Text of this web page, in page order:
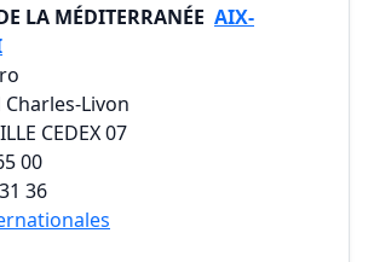
LA MÉDITERRANÉE AIX-
Livon
CEDEX 07
00
36